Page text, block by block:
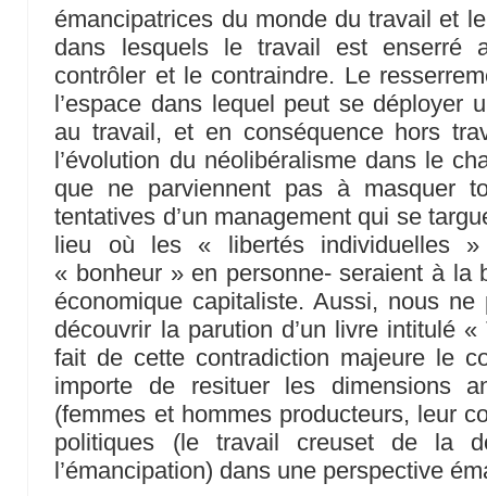
émancipatrices du monde du travail et
dans lesquels le travail est enserré
contrôler et le contraindre. Le
l’espace dans lequel peut se déployer
au travail, et en conséquence hors
l’évolution du néolibéralisme dans le
que ne parviennent pas à masquer
tentatives d’un management qui se
lieu où les « libertés individuelles
« bonheur » en personne- seraient à la
économique capitaliste. Aussi, nous
découvrir la parution d’un livre intitulé
fait de cette contradiction majeure le
importe de resituer les dimensions
(femmes et hommes producteurs, leur
politiques (le travail creuset de la
l’émancipation) dans une perspective